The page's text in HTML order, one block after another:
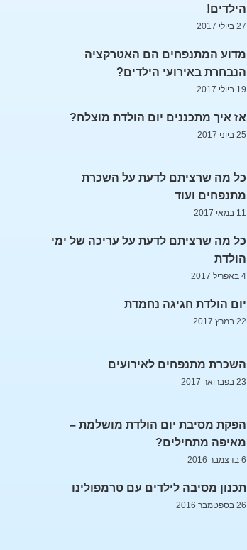
הילדים!
27 ביולי 2017
מדוע המתנפחים הם האטרקציה
הנבחרת באירועי הילדים?
19 ביולי 2017
אז איך מתכננים יום הולדת מוצלח?
25 ביוני 2017
כל מה שרציתם לדעת על השכרת
מתנפחים ועוד
11 במאי 2017
כל מה שרציתם לדעת על עריכה של ימי
הולדת
4 באפריל 2017
יום הולדת חגיגה נחמדת
22 במרץ 2017
השכרת מתנפחים לאירועים
23 בפברואר 2017
הפקת מסיבת יום הולדת מושלמת –
מאיפה מתחילים?
6 בדצמבר 2016
תכנון מסיבה לילדים עם טרמפולינו
26 בספטמבר 2016